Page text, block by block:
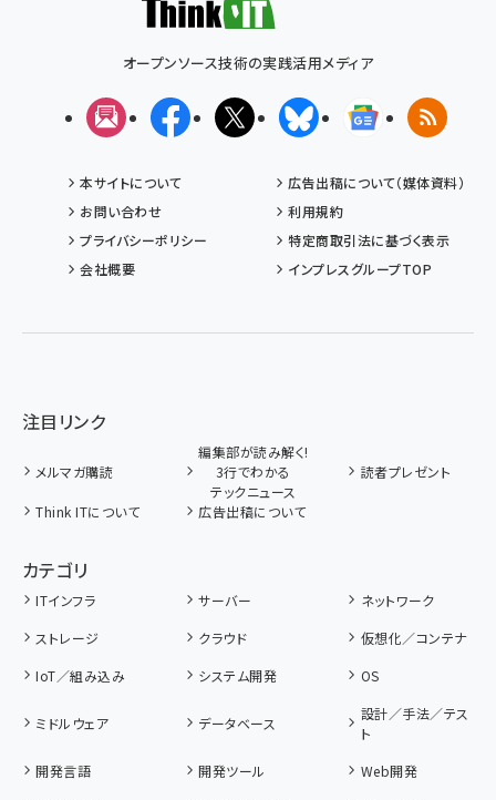
オープンソース技術の実践活用メディア
メルマガFacebookX(エックス)BlueskyGoogleニュ
RSS
本サイトについて
広告出稿について（媒体資料）
お問い合わせ
利用規約
プライバシーポリシー
特定商取引法に基づく表示
会社概要
インプレスグループTOP
注目リンク
メルマガ購読
編集部が読み解く!
3行でわかる
テックニュース
読者プレゼント
Think ITについて 広告出稿について
カテゴリ
ITインフラ サーバー
ネットワーク
ストレージ
クラウド
仮想化／コンテナ
IoT／組み込み
システム開発 OS
ミドルウェア データベース
設計／手法／テス
ト
開発言語
開発ツール
Web開発